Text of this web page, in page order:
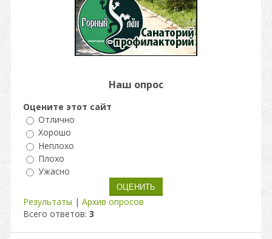
Наш опрос
Оцените этот сайт
Отлично
Хорошо
Неплохо
Плохо
Ужасно
Результаты | Архив опросов
Всего ответов: 3